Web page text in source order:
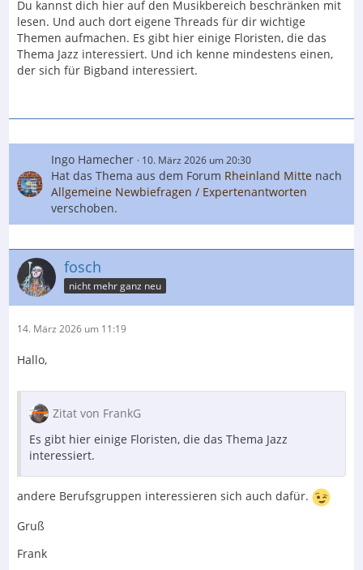
Du kannst dich hier auf den Musikbereich beschränken mit
lesen. Und auch dort eigene Threads für dir wichtige
Themen aufmachen. Es gibt hier einige Floristen, die das
Thema Jazz interessiert. Und ich kenne mindestens einen,
der sich für Bigband interessiert.
Ingo Hamecher 10. März 2026 um 20:30
Hat das Thema aus dem Forum Rheinland Mitte nach
Allgemeine Newbiefragen / Expertenantworten
verschoben.
fosch
nicht mehr ganz neu
14. März 2026 um 11:19
Hallo,
Zitat von FrankG
Es gibt hier einige Floristen, die das Thema Jazz
interessiert.
andere Berufsgruppen interessieren sich auch dafür.
Gruß
Frank